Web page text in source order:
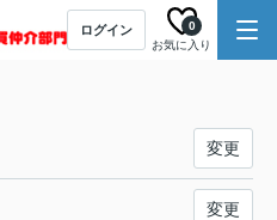
ログイン
お気に入り
0
変更
変更